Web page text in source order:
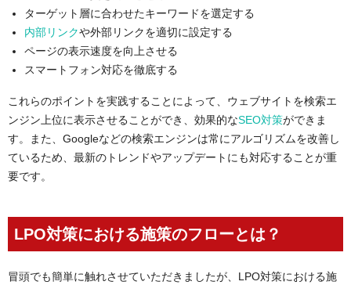
ターゲット層に合わせたキーワードを選定する
内部リンクや外部リンクを適切に設定する
ページの表示速度を向上させる
スマートフォン対応を徹底する
これらのポイントを実践することによって、ウェブサイトを検索エ
ンジン上位に表示させることができ、効果的なSEO対策ができま
す。また、Googleなどの検索エンジンは常にアルゴリズムを改善し
ているため、最新のトレンドやアップデートにも対応することが重
要です。
LPO対策における施策のフローとは？
冒頭でも簡単に触れさせていただきましたが、LPO対策における施